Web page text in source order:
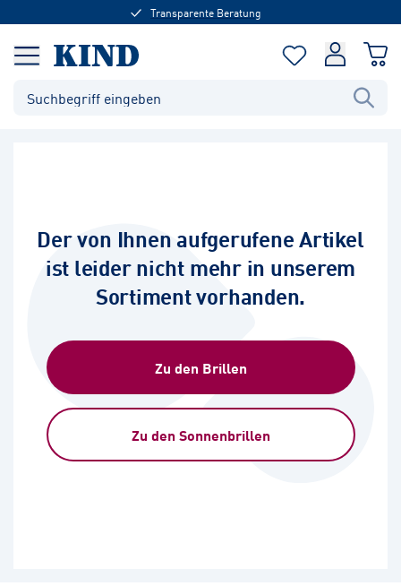
Transparente Beratung
Der von Ihnen aufgerufene Artikel
ist leider nicht mehr in unserem
Sortiment vorhanden.
Zu den Brillen
Zu den Sonnenbrillen